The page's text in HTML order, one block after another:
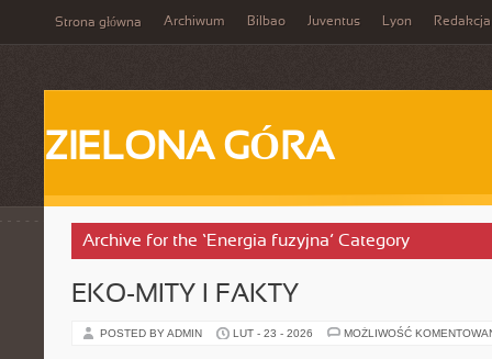
Strona główna Archiwum Bilbao Juventus Lyon Redakcja
ZIELONA GÓRA
Archive for the ‘Energia fuzyjna’ Category
EKO-MITY I FAKTY
POSTED BY ADMIN LUT - 23 - 2026 MOŻLIWOŚĆ